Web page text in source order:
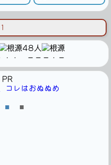
1
48人
・・ －－－・－
PR
■ ■